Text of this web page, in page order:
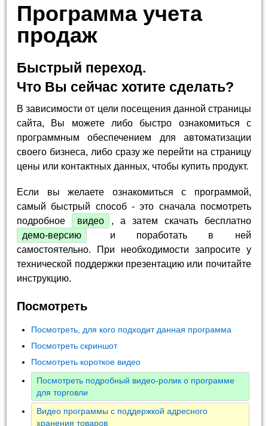
Программа учета
продаж
Быстрый переход.
Что Вы сейчас хотите сделать?
В зависимости от цели посещения данной страницы
сайта, Вы можете либо быстро ознакомиться с
программным обеспечением для автоматизации
своего бизнеса, либо сразу же перейти на страницу
цены или контактных данных, чтобы купить продукт.
Если вы желаете ознакомиться с программой,
самый быстрый способ - это сначала посмотреть
подробное
видео
, а затем скачать бесплатно
демо-версию
и поработать в ней
самостоятельно. При необходимости запросите у
технической поддержки презентацию или почитайте
инструкцию.
Посмотреть
Посмотреть, для кого подходит данная программа
Посмотреть скриншот
Посмотреть короткое видео
Посмотреть подробный видео-ролик о программе
для торговли
Видео программы с поддержкой адресного
хранения товаров